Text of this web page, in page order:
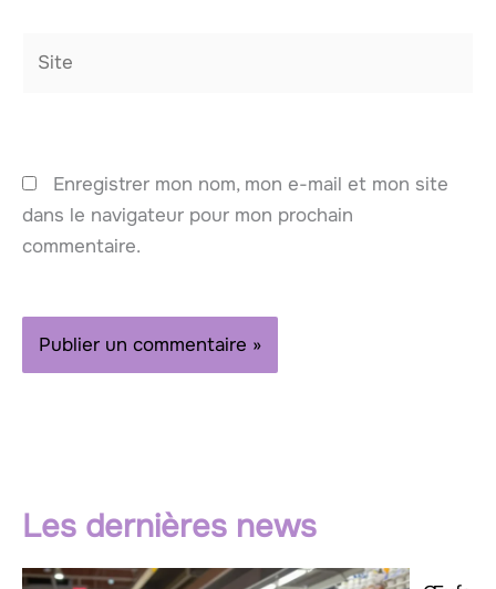
Enregistrer mon nom, mon e-mail et mon site
dans le navigateur pour mon prochain
commentaire.
Les dernières news